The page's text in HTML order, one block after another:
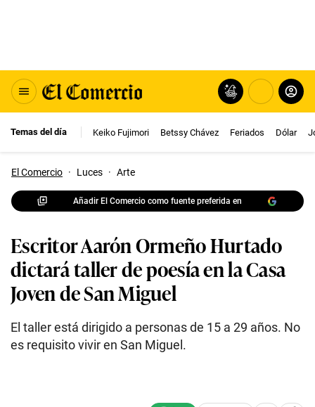
Temas del día Keiko Fujimori Betssy Chávez Feriados Dólar
El Comercio · Luces · Arte
Añadir El Comercio como fuente preferida en
Escritor Aarón Ormeño Hurtado
dictará taller de poesía en la Casa
Joven de San Miguel
El taller está dirigido a personas de 15 a 29 años. No
es requisito vivir en San Miguel.